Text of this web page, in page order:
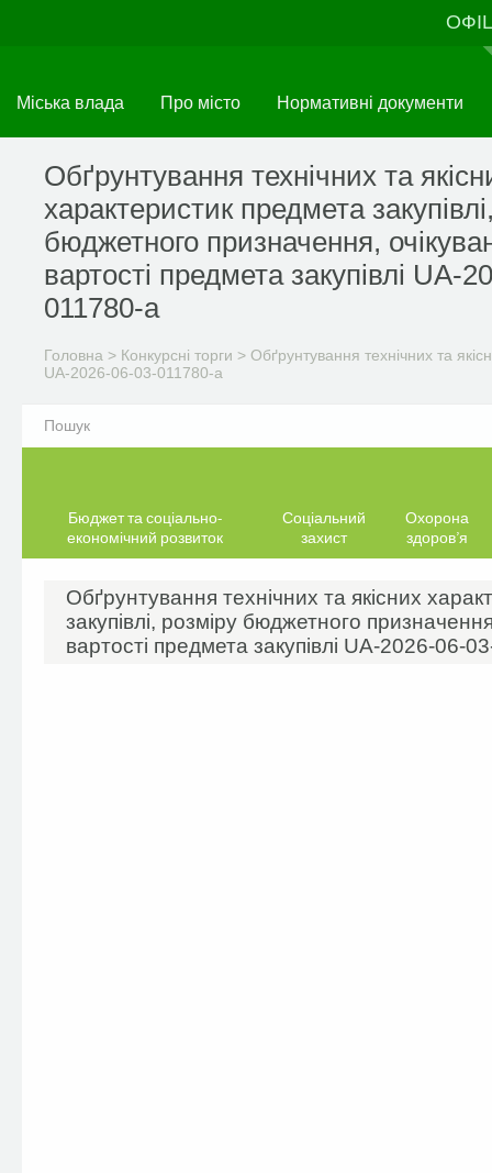
Міська влада Про місто Нормативні документи
Обґрунтування технічних та
характеристик предмета
бюджетного призначення,
вартості предмета закупівлі UA-
011780-a
Головна > Конкурсні торги > Обґрунтування технічних та
UA-2026-06-03-011780-a
Бюджет та соціально-
економічний розвиток
Соціальний
захист
Охорона
здоров’я
Обґрунтування технічних та якісних
закупівлі, розміру бюджетного
вартості предмета закупівлі UA-2026-06-